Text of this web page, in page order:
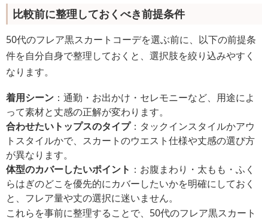
比較前に整理しておくべき前提条件
50代のフレア黒スカートコーデを選ぶ前に、以下の前提条
件を自分自身で整理しておくと、選択肢を絞り込みやすく
なります。
着用シーン ：通勤・お出かけ・セレモニーなど、用途によ
って素材と丈感の正解が変わります。
合わせたいトップスのタイプ：タックインスタイルかアウ
トスタイルかで、スカートのウエスト仕様や丈感の選び方
が異なります。
体型のカバーしたいポイント ：お腹まわり・太もも・ふく
らはぎのどこを優先的にカバーしたいかを明確にしておく
と、フレア量や丈の選択に迷いません。
これらを事前に整理することで、50代のフレア黒スカート